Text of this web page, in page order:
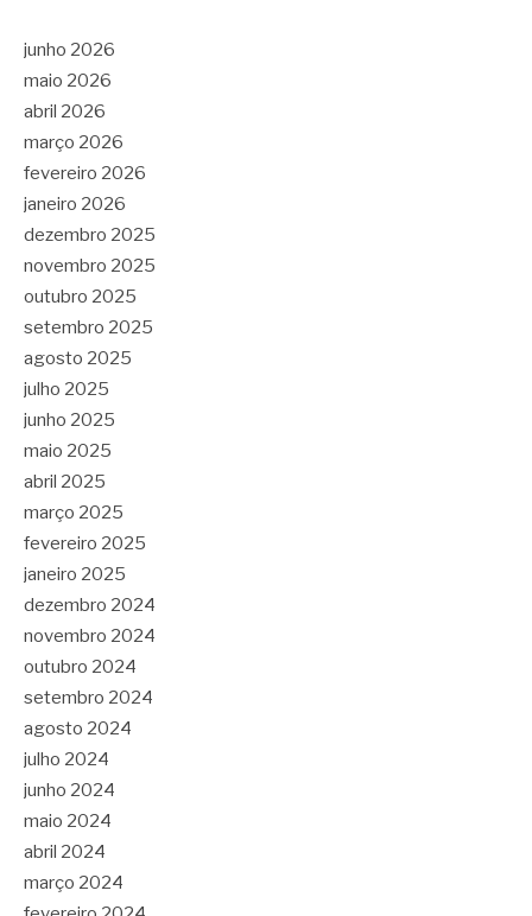
junho 2026
maio 2026
abril 2026
março 2026
fevereiro 2026
janeiro 2026
dezembro 2025
novembro 2025
outubro 2025
setembro 2025
agosto 2025
julho 2025
junho 2025
maio 2025
abril 2025
março 2025
fevereiro 2025
janeiro 2025
dezembro 2024
novembro 2024
outubro 2024
setembro 2024
agosto 2024
julho 2024
junho 2024
maio 2024
abril 2024
março 2024